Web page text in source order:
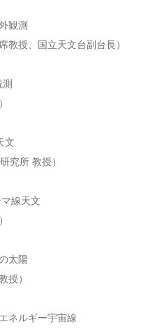
観測
授、国立天文台副台長）
文
究所 教授）
線天文
太陽
授）
ネルギー宇宙線